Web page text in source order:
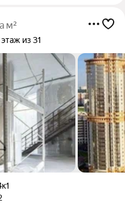
м²
этаж из 31